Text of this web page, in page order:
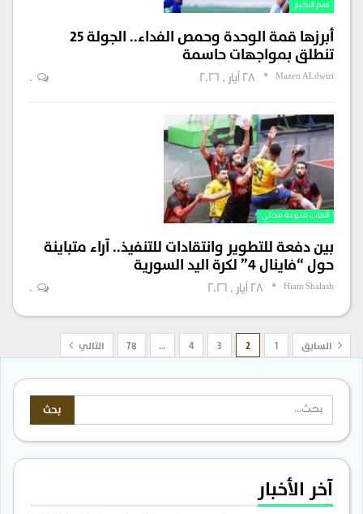
اهم الاخبار
أبرزها قمة الوحدة وحمص الفداء.. الجولة 25
تنطلق بمواجهات حاسمة
Mazen ALdwiri 28 أيار , 2026 0
ألعاب منوعة محلي
بين دفعة للتطوير وانتقادات للتنفيذ.. آراء متباينة
حول “فاينال 4” لكرة اليد السورية
Hiam Shalash 28 أيار , 2026 0
السابق 78 التالي
آخر الأخبار